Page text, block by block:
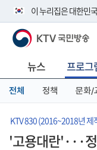
이 누리집은 대한민
공식 누리집 주소 확인
니다.
이밖에 or.kr 또는 .kr
서 도메인 주소를 확인
KTV 국민방송
뉴스 프로그
전체 정책 문화/
KTV 830 (2016~2018년 제
'고용대란'···